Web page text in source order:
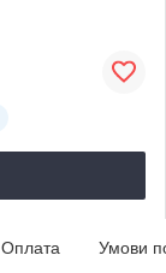
Оплата Умови